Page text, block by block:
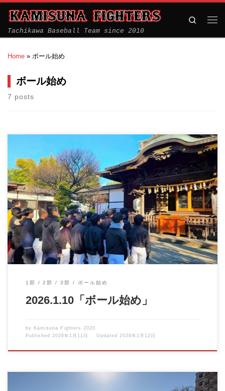
Tachikawa Baseball Team since 2010
Search
Home » ボール始め
ボール始め
7 posts
本年もよろしくお願いいたします。 まずは神社で必勝祈願。今年
こそ優勝するぞ！！！ […]
1部 2部 3部 ボール始め
2026.1.10「ボール始め」
by Kamisuna Fighters 2020
Published 2026年1月11日 Updated 2026年1月12日